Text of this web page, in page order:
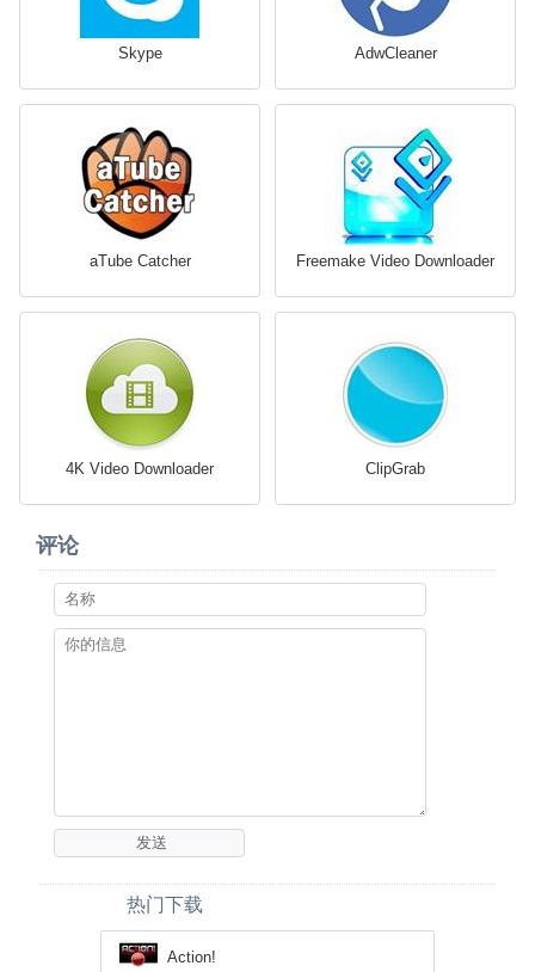
Skype AdwCleaner
aTube Catcher Freemake Video Downloader
4K Video Downloader ClipGrab
评论
热门下载
Action!